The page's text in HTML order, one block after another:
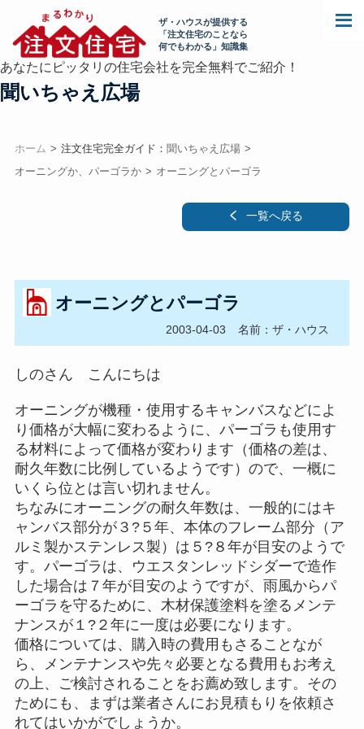
ザ・ハウスが提供する
「注文住宅のことなら
何でもわかる」知識集
あなたにピッタリの住宅会社を完全無料でご紹介！
聞いちゃえ広場
ホーム 注文住宅完全ガイド： 聞いちゃえ広場
オーニングか、パーゴラか
オーニングとパーゴラ
一覧へ戻る
オーニングとパーゴラ
2003-04-03 名前：ザ・ハウス
しのさん こんにちは
オーニングが機種・使用するキャンバスなどによ
り価格が大幅に変わるように、パーゴラも使用す
る材料によって価格が変わります（価格の差は、
耐久年数に比例しているようです）ので、一概に
いくら位とは言い切れません。
ちなみにオーニングの耐久年数は、一般的にはキ
ャンバス部分が３?５年、本体のフレーム部分（ア
ルミ製かステンレス製）は５?８年が目安のようで
す。パーゴラは、ウエスタンレッドシダーで造作
した場合は７年が目安のようですが、雨風からパ
ーゴラを守るために、木材保護塗料を塗るメンテ
ナンスが１?２年に一度は必要になります。
価格については、購入時の費用もさることなが
ら、メンテナンスや先々必要となる費用もお考え
の上、ご検討されることをお薦め致します。その
ためにも、まずは業者さんにお見積もりを依頼さ
れてはいかがでしょうか。